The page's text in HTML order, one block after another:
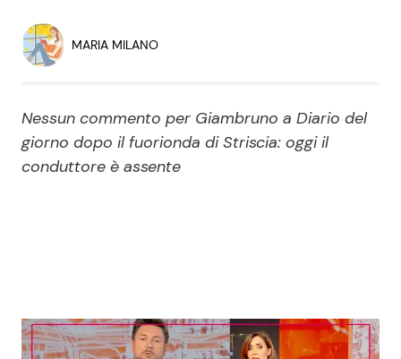
Economia
Persone Scomparse
Politica
Programmi TV
News Cinema News dal mondo
MARIA MILANO
Nessun commento per Giambruno a Diario del
giorno dopo il fuorionda di Striscia: oggi il
conduttore è assente